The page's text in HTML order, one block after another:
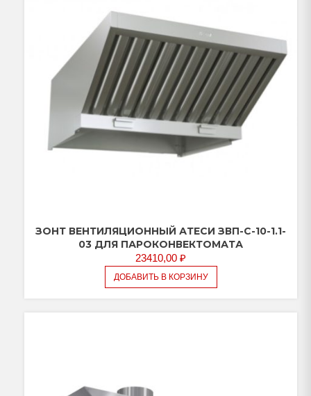
ЗОНТ ВЕНТИЛЯЦИОННЫЙ АТЕСИ ЗВП-С-10-1.1-
03 ДЛЯ ПАРОКОНВЕКТОМАТА
23410,00 ₽
ДОБАВИТЬ В КОРЗИНУ